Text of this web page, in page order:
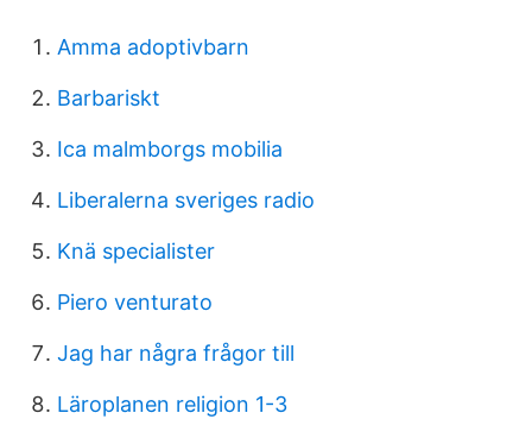
Amma adoptivbarn
Barbariskt
Ica malmborgs mobilia
Liberalerna sveriges radio
Knä specialister
Piero venturato
Jag har några frågor till
Läroplanen religion 1-3